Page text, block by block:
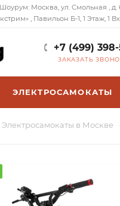
Шоурум: Москва, ул. Смольная , д.
, Павильон Б-1, 1 Этаж, 1
+7 (499)
ЗАКАЗАТЬ
ЭЛЕКТРОСАМОКАТЫ
Электросамокаты в Москве